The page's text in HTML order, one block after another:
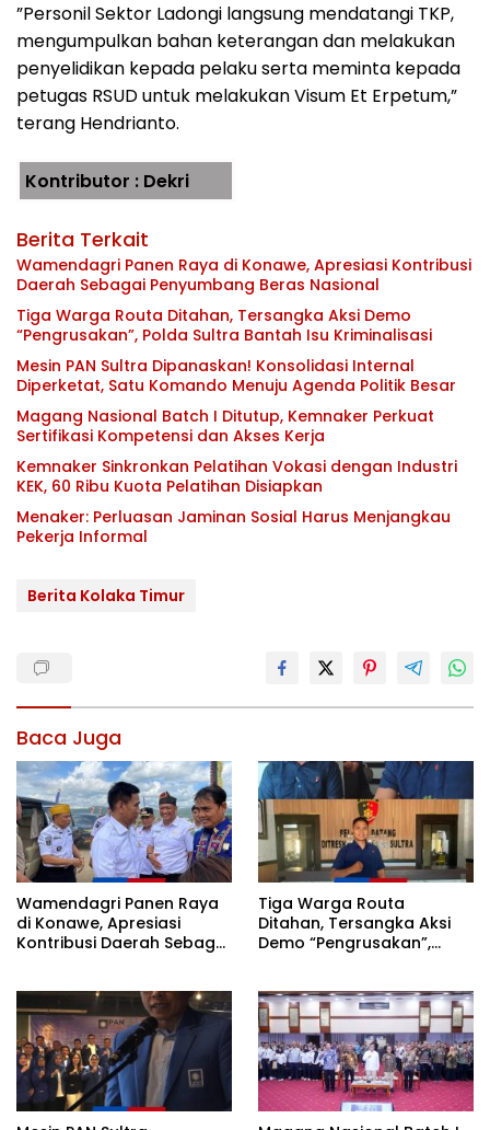
”Personil Sektor Ladongi langsung mendatangi TKP,
mengumpulkan bahan keterangan dan melakukan
penyelidikan kepada pelaku serta meminta kepada
petugas RSUD untuk melakukan Visum Et Erpetum,”
terang Hendrianto.
Kontributor : Dekri
Berita Terkait
Wamendagri Panen Raya di Konawe, Apresiasi Kontribusi
Daerah Sebagai Penyumbang Beras Nasional
Tiga Warga Routa Ditahan, Tersangka Aksi Demo
“Pengrusakan”, Polda Sultra Bantah Isu Kriminalisasi
Mesin PAN Sultra Dipanaskan! Konsolidasi Internal
Diperketat, Satu Komando Menuju Agenda Politik Besar
Magang Nasional Batch I Ditutup, Kemnaker Perkuat
Sertifikasi Kompetensi dan Akses Kerja
Kemnaker Sinkronkan Pelatihan Vokasi dengan Industri
KEK, 60 Ribu Kuota Pelatihan Disiapkan
Menaker: Perluasan Jaminan Sosial Harus Menjangkau
Pekerja Informal
Berita Kolaka Timur
Baca Juga
Wamendagri Panen Raya
di Konawe, Apresiasi
Kontribusi Daerah Sebagai
Tiga Warga Routa
Ditahan, Tersangka Aksi
Demo “Pengrusakan”,